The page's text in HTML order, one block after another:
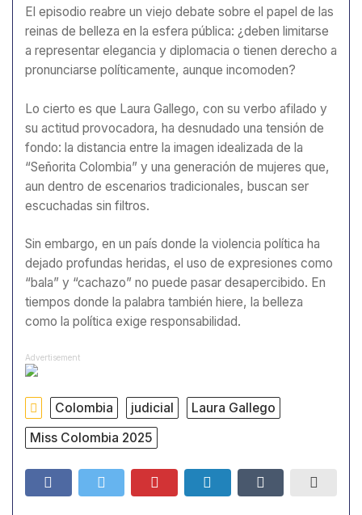
El episodio reabre un viejo debate sobre el papel de las
reinas de belleza en la esfera pública: ¿deben limitarse
a representar elegancia y diplomacia o tienen derecho a
pronunciarse políticamente, aunque incomoden?
Lo cierto es que Laura Gallego, con su verbo afilado y
su actitud provocadora, ha desnudado una tensión de
fondo: la distancia entre la imagen idealizada de la
“Señorita Colombia” y una generación de mujeres que,
aun dentro de escenarios tradicionales, buscan ser
escuchadas sin filtros.
Sin embargo, en un país donde la violencia política ha
dejado profundas heridas, el uso de expresiones como
“bala” y “cachazo” no puede pasar desapercibido. En
tiempos donde la palabra también hiere, la belleza
como la política exige responsabilidad.
Advertisement
Colombia judicial
Laura Gallego
Miss Colombia 2025